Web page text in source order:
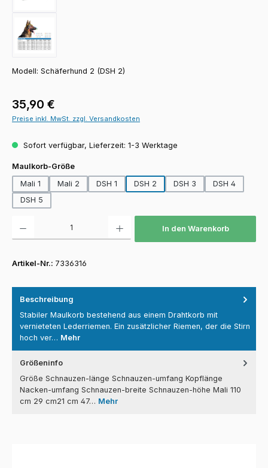
Modell: Schäferhund 2 (DSH 2)
Regulärer Preis:
35,90 €
Preise inkl. MwSt. zzgl. Versandkosten
Sofort verfügbar, Lieferzeit: 1-3 Werktage
Maulkorb-Größeauswählen
Mali 1
Mali 2 DSH 1 DSH 2 DSH 3
DSH 4
DSH 5
In den Warenkorb
Artikel-Nr.: 7336316
Beschreibung
Stabiler Maulkorb bestehend aus einem Drahtkorb mit
vernieteten Lederriemen. Ein zusätzlicher Riemen, der die Stirn
hoch ver… Mehr
Größeninfo
Größe Schnauzen-länge Schnauzen-umfang Kopflänge
Nacken-umfang Schnauzen-breite Schnauzen-höhe Mali 110
cm 29 cm21 cm 47… Mehr